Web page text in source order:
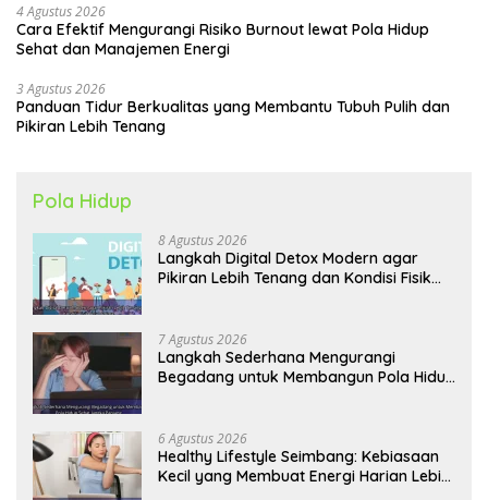
4 Agustus 2026
Cara Efektif Mengurangi Risiko Burnout lewat Pola Hidup
Sehat dan Manajemen Energi
3 Agustus 2026
Panduan Tidur Berkualitas yang Membantu Tubuh Pulih dan
Pikiran Lebih Tenang
Pola Hidup
8 Agustus 2026
Langkah Digital Detox Modern agar
Pikiran Lebih Tenang dan Kondisi Fisik
7 Agustus 2026
Langkah Sederhana Mengurangi
Begadang untuk Membangun Pola Hidup
6 Agustus 2026
Healthy Lifestyle Seimbang: Kebiasaan
Kecil yang Membuat Energi Harian Lebih